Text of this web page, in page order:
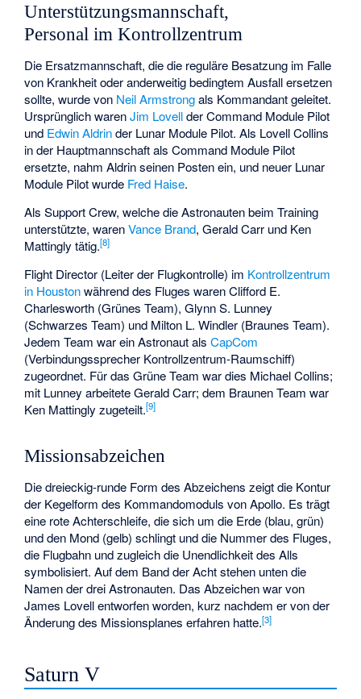
Unterstützungsmannschaft,
Personal im Kontrollzentrum
Die Ersatzmannschaft, die die reguläre Besatzung im Falle
von Krankheit oder anderweitig bedingtem Ausfall ersetzen
sollte, wurde von Neil Armstrongals Kommandant geleitet.
Ursprünglich warenJim Lovellder Command Module Pilot
und Edwin Aldrinder Lunar Module Pilot. Als Lovell Collins
in der Hauptmannschaft als Command Module Pilot
ersetzte, nahm Aldrin seinen Posten ein, und neuer Lunar
Module Pilot wurde Fred Haise.
Als Support Crew, welche die Astronauten beim Training
unterstützte, warenVance Brand,Gerald Carr und Ken
Mattingly tätig.[8]
Flight Director (Leiter der Flugkontrolle) im Kontrollzentrum
in Houstonwährend des Fluges warenClifford E.
Charlesworth (Grünes Team),Glynn S. Lunney
(Schwarzes Team) und Milton L. Windler (Braunes Team).
Jedem Team war ein Astronaut alsCapCom
(Verbindungssprecher Kontrollzentrum-Raumschiff)
zugeordnet. Für das Grüne Team war dies Michael Collins;
mit Lunney arbeitete Gerald Carr; dem Braunen Team war
Ken Mattingly zugeteilt.[9]
Missionsabzeichen
Die dreieckig-runde Form des Abzeichens zeigt die Kontur
der Kegelform des Kommandomoduls von Apollo. Es trägt
eine rote Achterschleife, die sich um die Erde (blau, grün)
und den Mond (gelb) schlingt und die Nummer des Fluges,
die Flugbahn und zugleich die Unendlichkeit des Alls
symbolisiert. Auf dem Band der Acht stehen unten die
Namen der drei Astronauten. Das Abzeichen war von
James Lovell entworfen worden, kurz nachdem er von der
Änderung des Missionsplanes erfahren hatte.[3]
Saturn V